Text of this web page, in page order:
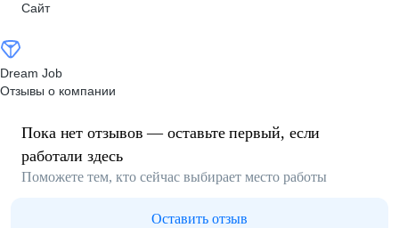
Сайт
Dream Job
Отзывы о компании
Пока нет отзывов — оставьте первый, если
работали здесь
Поможете тем, кто сейчас выбирает место работы
Оставить отзыв